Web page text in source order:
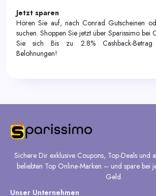
Jetzt sparen
Hören Sie auf, nach Conrad Gutscheinen
suchen. Shoppen Sie jetzt über Sparissimo bei
Sie sich Bis zu 2.8% Cashback-Betrag
Belohnungen!
Sichere Dir exklusive Coupons, Top-Deals und
beliebten Top Online-Marken – und spare bei
Geld.
Unser Unternehmen